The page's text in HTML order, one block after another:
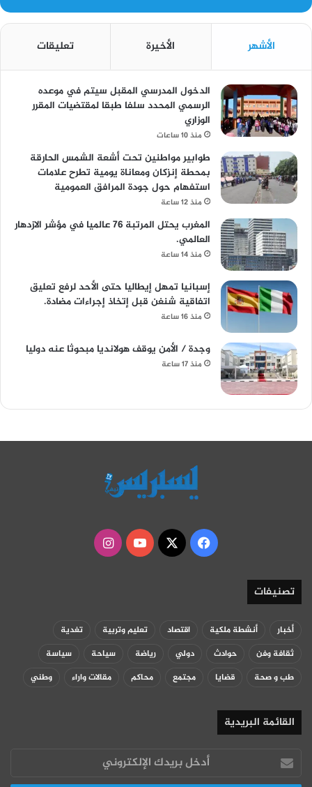
الأشهر الأخيرة تعليقات
الدخول المدرسي المقبل سیتم في موعده
الرسمي المحدد سلفا طبقا لمقتضیات المقرر
الوزاري
منذ 10 ساعات
طوابير مواطنين تحت أشعة الشمس الحارقة
بمحطة إنزكان ومعاناة يومية تطرح علامات
استفهام حول جودة المرافق العمومية
منذ 12 ساعة
المغرب يحتل المرتبة 76 عالميا في مؤشر الازدهار
العالمي.
منذ 14 ساعة
إسبانيا تمهل إيطاليا حتى الأحد لرفع تعليق
اتفاقية شنغن قبل إتخاذ إجراءات مضادة.
منذ 16 ساعة
وجدة / الأمن يوقف هولانديا مبحوثا عنه دوليا
منذ 17 ساعة
فيسبوك
‫X
‫YouTubeانستقرام
تصنيفات
أخبار أنشطة ملكية اقتصاد تعليم وتربية
تغدية
ثقافة وفن
حوادث دولي رياضة سياحة
سياسة
طب و صحة
قضايا مجتمع محاكم مقالات واراء وطني
القائمة البريدية
أدخل
بريدك